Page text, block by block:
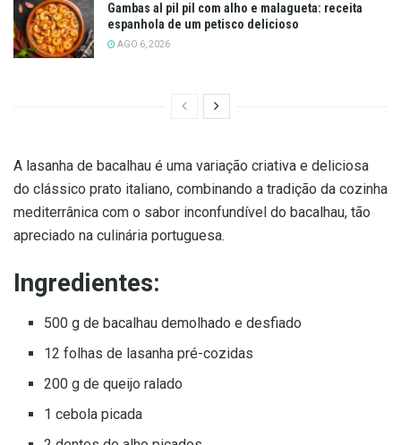
Gambas al pil pil com alho e malagueta: receita
espanhola de um petisco delicioso
AGO 6, 2026
A lasanha de bacalhau é uma variação criativa e deliciosa
do clássico prato italiano, combinando a tradição da cozinha
mediterrânica com o sabor inconfundível do bacalhau, tão
apreciado na culinária portuguesa.
Ingredientes:
500 g de bacalhau demolhado e desfiado
12 folhas de lasanha pré-cozidas
200 g de queijo ralado
1 cebola picada